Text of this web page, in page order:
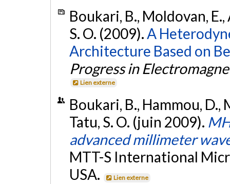
Boukari, B., Moldovan, E.,
S. O. (2009).A
Architecture Based on
Progress in
Lien externe
Boukari, B., Hammou, D.,
Tatu, S. O. (juin 2009).
advanced millimeter
MTT-S International
USA.
Lien externe